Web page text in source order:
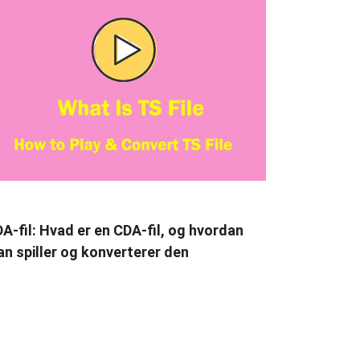
fil: Hvad er en CDA-fil, og hvordan
spiller og konverterer den